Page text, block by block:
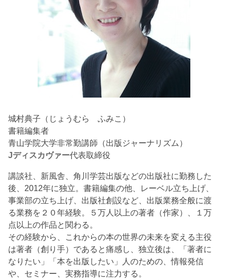
城村典子（じょうむら ふみこ）
書籍編集者
青山学院大学非常勤講師（出版ジャーナリズム）
Jディスカヴァー代表取締役
講談社、新風舎、角川学芸出版などの出版社に勤務した
後、2012年に独立。書籍編集の他、レーベル立ち上げ、
事業部の立ち上げ、出版社創設など、出版業務全般に渡
る業務を２０年経験。５万人以上の著者（作家）、１万
点以上の作品と関わる。
その経験から、これからの本の世界の未来を変える主役
は著者（創り手）であると痛感し、独立後は、「著者に
なりたい」「本を出版したい」人のための、情報発信
や、セミナー、実務指導に注力する。